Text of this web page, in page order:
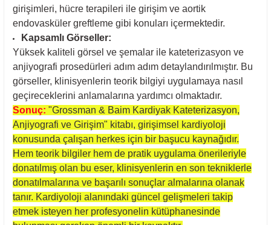
girişimleri, hücre terapileri ile girişim ve aortik
endovasküler greftleme gibi konuları içermektedir.
Kapsamlı Görseller:
Yüksek kaliteli görsel ve şemalar ile kateterizasyon ve
anjiyografi prosedürleri adım adım detaylandırılmıştır. Bu
görseller, klinisyenlerin teorik bilgiyi uygulamaya nasıl
geçireceklerini anlamalarına yardımcı olmaktadır.
Sonuç: "Grossman & Baim Kardiyak Kateterizasyon,
Anjiyografi ve Girişim" kitabı, girişimsel kardiyoloji
konusunda çalışan herkes için bir başucu kaynağıdır.
Hem teorik bilgiler hem de pratik uygulama önerileriyle
donatılmış olan bu eser, klinisyenlerin en son tekniklerle
donatılmalarına ve başarılı sonuçlar almalarına olanak
tanır. Kardiyoloji alanındaki güncel gelişmeleri takip
etmek isteyen her profesyonelin kütüphanesinde